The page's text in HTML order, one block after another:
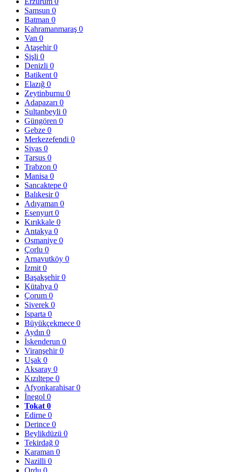
Samsun 0
Batman 0
Kahramanmaraş 0
Van 0
Ataşehir0
Şişli 0
Denizli 0
Batikent 0
Elazığ 0
Zeytinburnu 0
Adapazarı 0
Sultanbeyli 0
Güngören 0
Gebze 0
Merkezefendi 0
Sivas 0
Tarsus 0
Trabzon 0
Manisa 0
Sancaktepe 0
Balıkesir0
Adıyaman 0
Esenyurt 0
Kırıkkale 0
Antakya 0
Osmaniye 0
Çorlu 0
Arnavutköy 0
İzmit 0
Başakşehir0
Kütahya 0
Çorum 0
Siverek 0
Isparta 0
Büyükçekmece 0
Aydın 0
İskenderun 0
Viranşehir0
Uşak 0
Aksaray 0
Kızıltepe 0
Afyonkarahisar0
İnegol 0
Tokat 0
Edirne 0
Derince 0
Beylikdüzü 0
Tekirdağ 0
Karaman 0
Nazilli 0
Ordu 0